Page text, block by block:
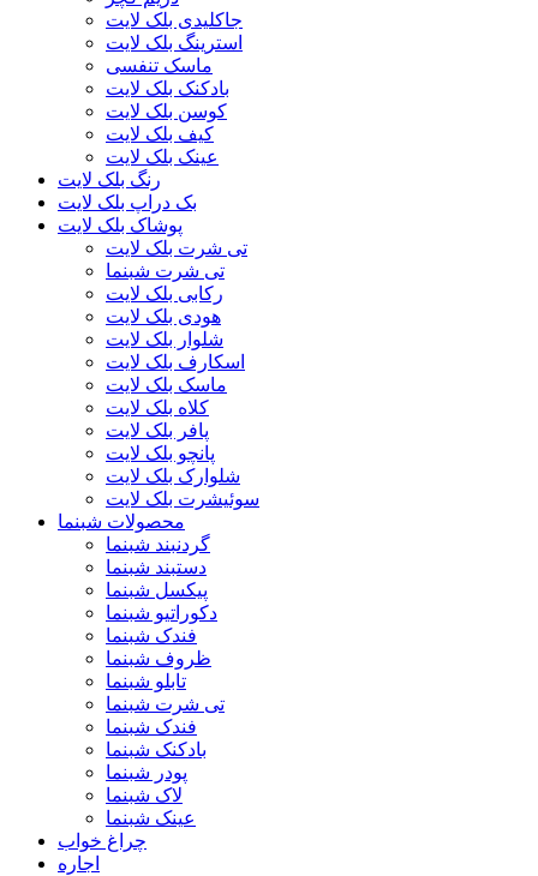
جاکلیدی بلک لایت
استرینگ بلک لایت
ماسک تنفسی
بادکنک بلک لایت
کوسن بلک لایت
کیف بلک لایت
عینک بلک لایت
رنگ بلک لایت
بک دراپ بلک لایت
پوشاک بلک لایت
تی شرت بلک لایت
تی شرت شبنما
رکابی بلک لایت
هودی بلک لایت
شلوار بلک لایت
اسکارف بلک لایت
ماسک بلک لایت
کلاه بلک لایت
پافر بلک لایت
پانچو بلک لایت
شلوارک بلک لایت
سوئیشرت بلک لایت
محصولات شبنما
گردنبند شبنما
دستبند شبنما
پیکسل شبنما
دکوراتیو شبنما
فندک شبنما
ظروف شبنما
تابلو شبنما
تی شرت شبنما
فندک شبنما
بادکنک شبنما
پودر شبنما
لاک شبنما
عینک شبنما
چراغ خواب
اجاره